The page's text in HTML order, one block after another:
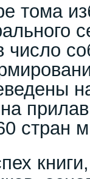
тома
стран